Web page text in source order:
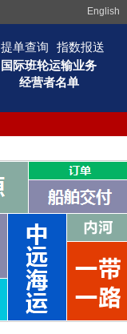
English
提单查询
指数报送
国际班轮运输业务
经营者名单